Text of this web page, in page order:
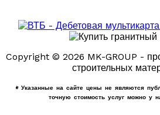
Copyright © 2026 MK-GROUP -
строительных
* Указанные на сайте цены не являются
точную стоимость услуг можно у